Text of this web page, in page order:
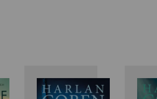
Harlan